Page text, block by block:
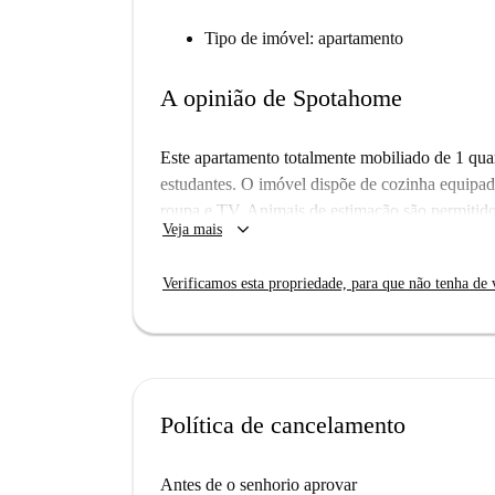
Tipo de imóvel: apartamento
A opinião de Spotahome
Este apartamento totalmente mobiliado de 1
estudantes. O imóvel dispõe de cozinha
roupa e TV. Animais de estimação são
acessível para pessoas com mobilidade
Localizado em Lisboa, o apartamento oferece
proporcionando uma variedade de pontos
Veja mais keyboard_arrow_down
Verificamos esta propriedade, para que não tenha de
Política de cancelamento
Antes de o senhorio aprovar